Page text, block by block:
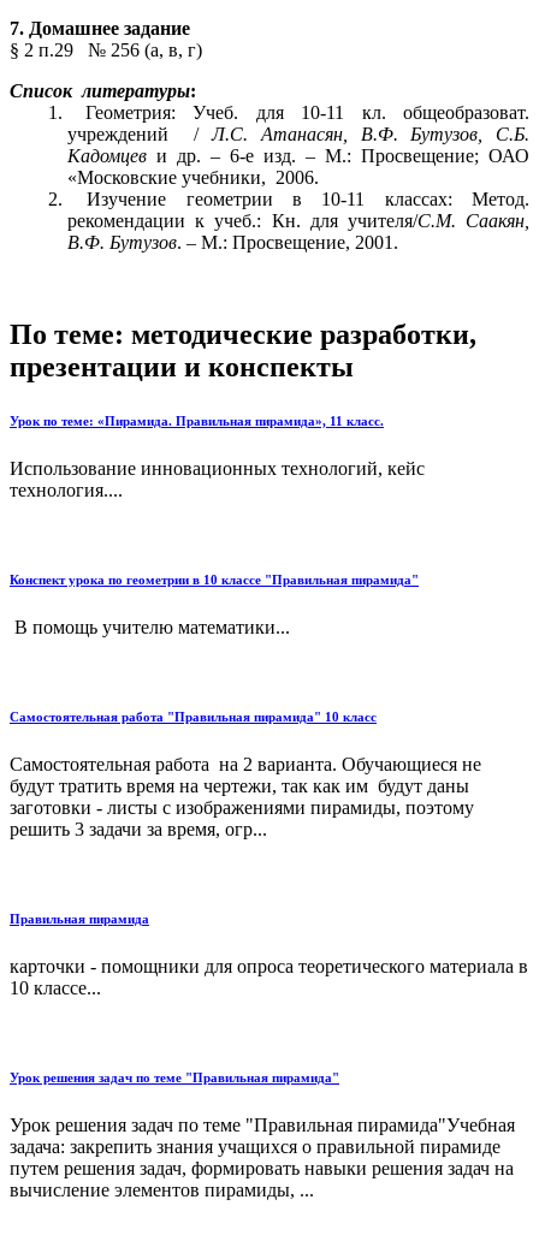
7. Домашнее задание
§ 2 п.29 № 256 (а, в, г)
Список литературы:
Геометрия: Учеб. для 10-11 кл. общеобразоват.
учреждений /Л.С. Атанасян, В.Ф. Бутузов, С.Б.
Кадомцев и др. – 6-е изд. – М.: Просвещение; ОАО
«Московские учебники, 2006.
Изучение геометрии в 10-11 классах: Метод.
рекомендации к учеб.: Кн. для учителя/С.М. Саакян,
В.Ф. Бутузов. – М.: Просвещение, 2001.
По теме: методические разработки,
презентации и конспекты
Урок по теме: «Пирамида. Правильная пирамида», 11 класс.
Использование инновационных технологий, кейс
технология....
Конспект урока по геометрии в 10 классе "Правильная пирамида"
В помощь учителю математики...
Самостоятельная работа "Правильная пирамида" 10 класс
Самостоятельная работа на 2 варианта. Обучающиеся не
будут тратить время на чертежи, так как им будут даны
заготовки - листы с изображениями пирамиды, поэтому
решить 3 задачи за время, огр...
Правильная пирамида
карточки - помощники для опроса теоретического материала в
10 классе...
Урок решения задач по теме "Правильная пирамида"
Урок решения задач по теме "Правильная пирамида"Учебная
задача: закрепить знания учащихся о правильной пирамиде
путем решения задач, формировать навыки решения задач на
вычисление элементов пирамиды, ...